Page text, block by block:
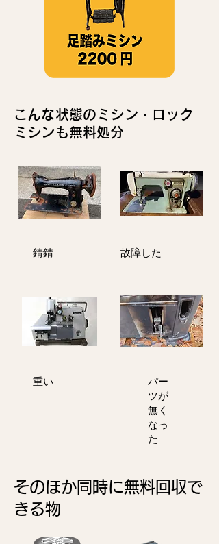
こんな状態のミシン・ロック
ミシンも無料処分
​錆錆
重い
故障した
パー
ツが
無く
なっ
た
そのほか同時に無料回収で
きる物